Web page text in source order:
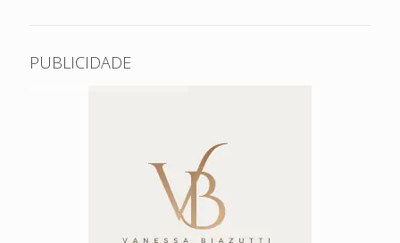
PUBLICIDADE